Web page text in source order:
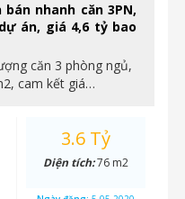
bán nhanh căn 3PN,
án, giá 4,6 tỷ bao
căn 3 phòng ngủ,
cam kết giá…
3.6 Tỷ
Diện tích:76 m2